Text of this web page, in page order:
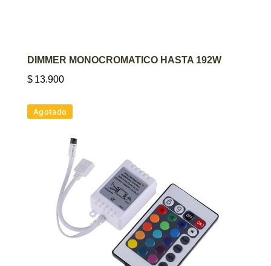
AGREGAR AL CARRITO
DIMMER MONOCROMATICO HASTA 192W
$ 13.900
Agotado